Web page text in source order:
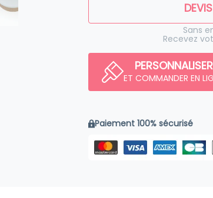
Sans
Recevez
PERSONNALISER
ET COMMANDER EN
Paiement 100% sécurisé